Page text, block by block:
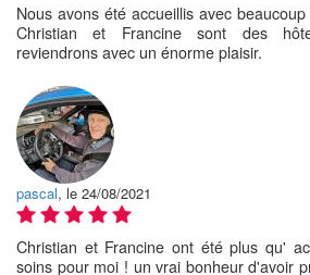
Nous avons été accueillis avec
Christian et Francine sont des
reviendrons avec un énorme plaisir.
pascal, le 24/08/2021
Christian et Francine ont été plus qu'
soins pour moi ! un vrai bonheur d'avoir